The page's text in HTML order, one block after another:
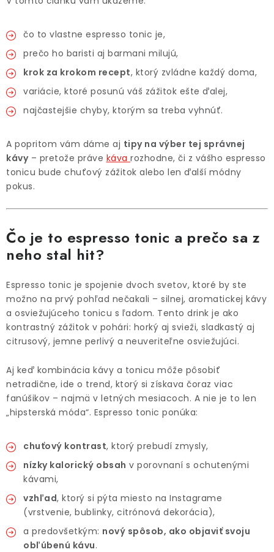
BENTIANNA
Ako vybrať kávu Kde kúpim kávu
Veľkoobchod
Kontakt
Blog o káve
Kávový catering
Káva pre firmy
Hodnotenie obchodu
čo to vlastne espresso tonic je,
prečo ho baristi aj barmani milujú,
krok za krokom recept, ktorý zvládne každý doma,
variácie, ktoré posunú váš zážitok ešte ďalej,
najčastejšie chyby, ktorým sa treba vyhnúť.
A popritom vám dáme aj tipy na výber tej správnej
kávy– pretože práve káva rozhodne, či z vášho espresso
tonicu bude chuťový zážitok alebo len ďalší módny
pokus.
Čo je to espresso tonic a prečo sa z
neho stal hit?
Espresso tonic je spojenie dvoch svetov, ktoré by ste
možno na prvý pohľad nečakali – silnej, aromatickej kávy
a osviežujúceho tonicu s ľadom. Tento drink je ako
kontrastný zážitok v pohári: horký aj svieži, sladkastý aj
citrusový, jemne perlivý a neuveriteľne osviežujúci.
Aj keď kombinácia kávy a tonicu môže pôsobiť
netradične, ide o trend, ktorý si získava čoraz viac
fanúšikov – najmä v letných mesiacoch. A nie je to len
„hipsterská móda“. Espresso tonic ponúka:
chuťový kontrast, ktorý prebudí zmysly,
nízky kalorický obsah v porovnaní s ochutenými
kávami,
vzhľad, ktorý si pýta miesto na Instagrame
(vrstvenie, bublinky, citrónová dekorácia),
a predovšetkým: nový spôsob, ako objaviť svoju
obľúbenú kávu.